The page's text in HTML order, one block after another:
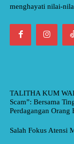
menghayati nilai-
TALITHA KUM
Scam”: Bersama
Perdagangan
Salah Fokus Atensi